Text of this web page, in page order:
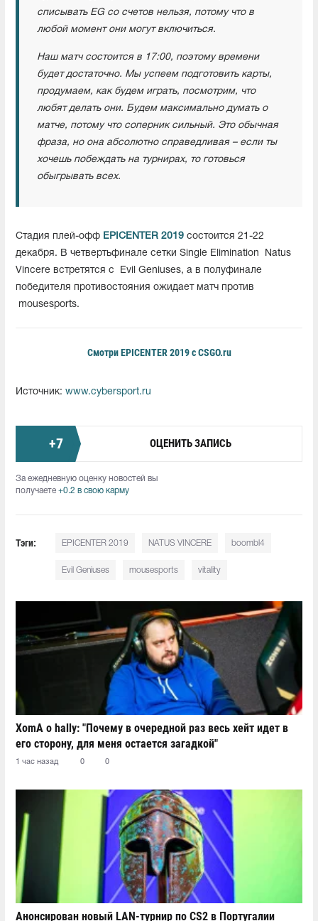
списывать EG со счетов нельзя, потому что в
любой момент они могут включиться.
Наш матч состоится в 17:00, поэтому времени
будет достаточно. Мы успеем подготовить карты,
продумаем, как будем играть, посмотрим, что
любят делать они. Будем максимально думать о
матче, потому что соперник сильный. Это обычная
фраза, но она абсолютно справедливая – если ты
хочешь побеждать на турнирах, то готовься
обыгрывать всех.
Стадия плей-офф EPICENTER 2019 состоится 21-22
декабря. В четвертьфинале сетки Single Elimination
Natus
Vincere встретятся с
Evil Geniuses, а в полуфинале
победителя противостояния ожидает матч против
mousesports.
Смотри EPICENTER 2019 с CSGO.ru
Источник: www.cybersport.ru
+7 ОЦЕНИТЬ ЗАПИСЬ
За ежедневную оценку новостей вы
получаете +0.2 в свою карму
Тэги: EPICENTER 2019 NATUS VINCERE boombl4
Evil Geniuses mousesports vitality
XomA о hally: "Почему в очередной раз весь хейт идет в
его сторону, для меня остается загадкой"
1 час назад 0 0
Анонсирован новый LAN-турнир по CS2 в Португалии